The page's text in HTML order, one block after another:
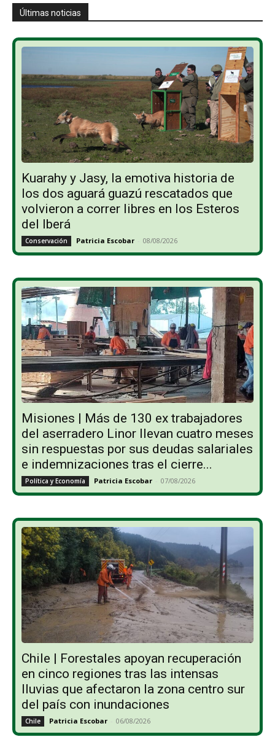
Últimas noticias
Kuarahy y Jasy, la emotiva historia de
los dos aguará guazú rescatados que
volvieron a correr libres en los Esteros
del Iberá
Conservación Patricia Escobar - 08/08/2026
Misiones | Más de 130 ex trabajadores
del aserradero Linor llevan cuatro meses
sin respuestas por sus deudas salariales
e indemnizaciones tras el cierre...
Política y Economía Patricia Escobar - 07/08/2026
Chile | Forestales apoyan recuperación
en cinco regiones tras las intensas
lluvias que afectaron la zona centro sur
del país con inundaciones
Chile Patricia Escobar - 06/08/2026